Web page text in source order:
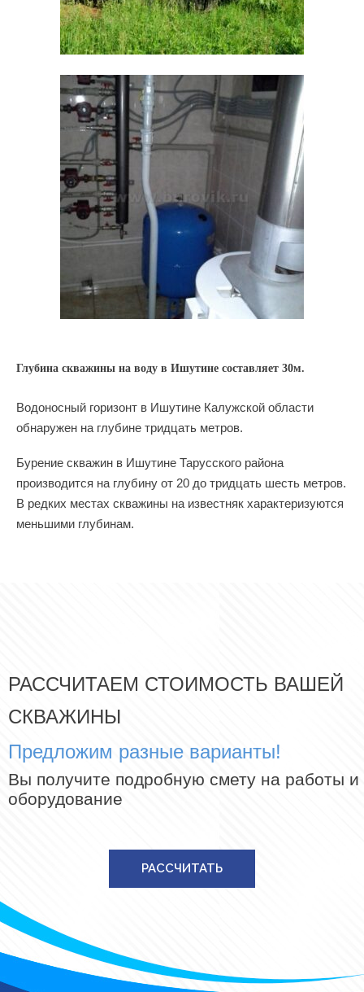
Глубина скважины на воду в Ишутине составляет 30м.
Водоносный горизонт в Ишутине Калужской области
обнаружен на глубине тридцать метров.
Бурение скважин в Ишутине Тарусского района
производится на глубину от 20 до тридцать шесть метров.
В редких местах скважины на известняк характеризуются
меньшими глубинам.
РАССЧИТАЕМ СТОИМОСТЬ ВАШЕЙ
СКВАЖИНЫ
Предложим разные варианты!
Вы получите подробную смету на работы и
оборудование
РАССЧИТАТЬ